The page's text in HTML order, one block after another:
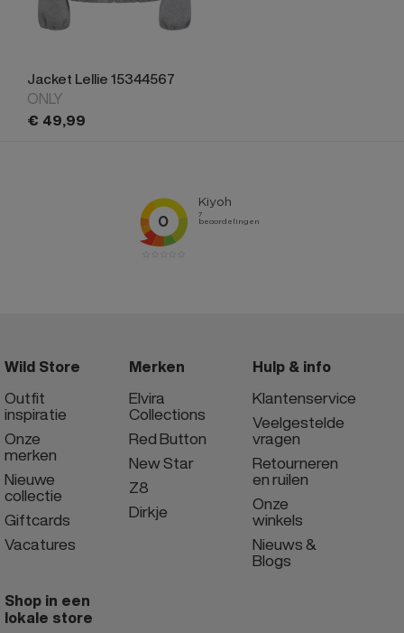
Jacket Lellie 15344567
ONLY
€ 49,99
Wild Store
Outfit
inspiratie
Onze
merken
Nieuwe
collectie
Giftcards
Vacatures
Merken
Elvira
Collections
Red Button
New Star
Z8
Dirkje
Hulp & info
Klantenservice
Veelgestelde
vragen
Retourneren
en ruilen
Onze
winkels
Nieuws &
Blogs
Shop in een
lokale store